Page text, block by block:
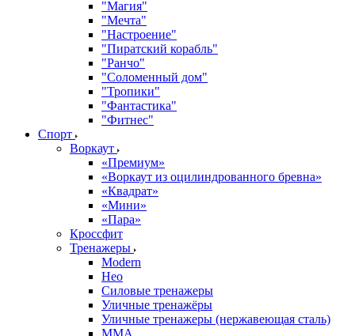
"Магия"
"Мечта"
"Настроение"
"Пиратский корабль"
"Ранчо"
"Соломенный дом"
"Тропики"
"Фантастика"
"Фитнес"
Спорт
Воркаут
«Премиум»
«Воркаут из оцилиндрованного бревна»
«Квадрат»
«Мини»
«Пара»
Кроссфит
Тренажеры
Modern
Нео
Силовые тренажеры
Уличные тренажёры
Уличные тренажеры (нержавеющая сталь)
ММА